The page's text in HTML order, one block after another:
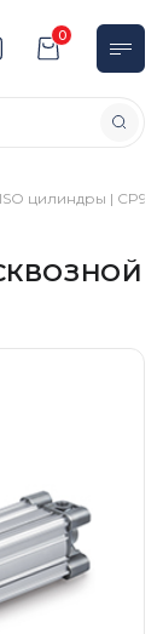
0
ISO цилиндры | CP96